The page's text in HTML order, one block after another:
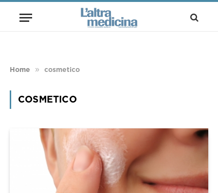
Home » cosmetico
COSMETICO